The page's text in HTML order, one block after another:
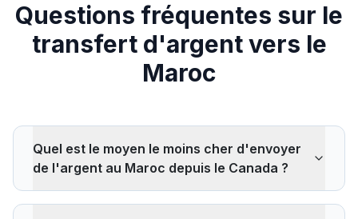
Questions fréquentes sur le
transfert d'argent vers le
Maroc
Quel est le moyen le moins cher d'envoyer
de l'argent au Maroc depuis le Canada ?